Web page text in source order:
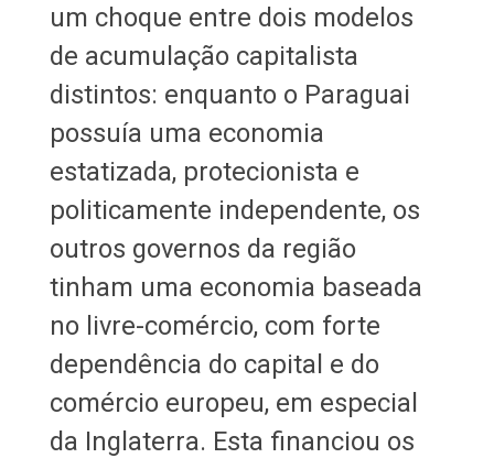
um choque entre dois modelos
de acumulação capitalista
distintos: enquanto o Paraguai
possuía uma economia
estatizada, protecionista e
politicamente independente, os
outros governos da região
tinham uma economia baseada
no livre-comércio, com forte
dependência do capital e do
comércio europeu, em especial
da Inglaterra. Esta financiou os